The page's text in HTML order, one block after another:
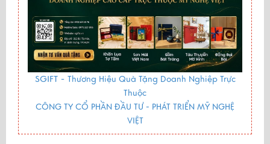
SGIFT - Thương Hiệu Quà Tặng Doanh Nghiệp Trực
Thuộc
CÔNG TY CỔ PHẦN ĐẦU TƯ - PHÁT TRIỂN MỸ NGHỆ
VIỆT